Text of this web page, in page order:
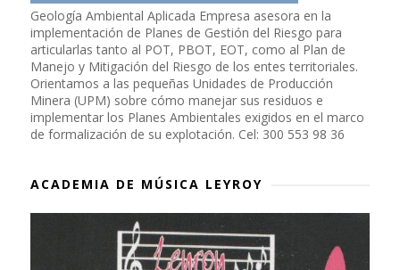
Geología Ambiental Aplicada Empresa asesora en la
implementación de Planes de Gestión del Riesgo para
articularlas tanto al POT, PBOT, EOT, como al Plan de
Manejo y Mitigación del Riesgo de los entes territoriales.
Orientamos a las pequeñas Unidades de Producción
Minera (UPM) sobre cómo manejar sus residuos e
implementar los Planes Ambientales exigidos en el marco
de formalización de su explotación. Cel: 300 553 98 36
ACADEMIA DE MÚSICA LEYROY